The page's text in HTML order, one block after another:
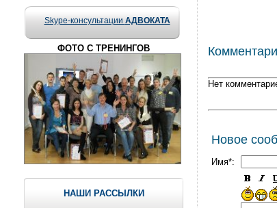
Skype-консультации АДВОКАТА
ФОТО С ТРЕНИНГОВ
НАШИ РАССЫЛКИ
Нет
Новое
Имя*: